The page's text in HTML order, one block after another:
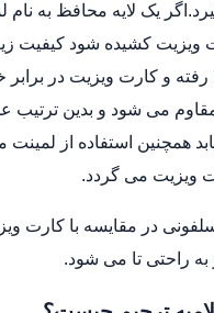
یک لایه محافظ به نام
کشیده شود کیفیت
رفته و کارت ویزیت در
می شود و بدین ترتیب
همچنین استفاده از
ویزیت می گردد.
در مقایسه با کارت
به راحتی تا می شود.